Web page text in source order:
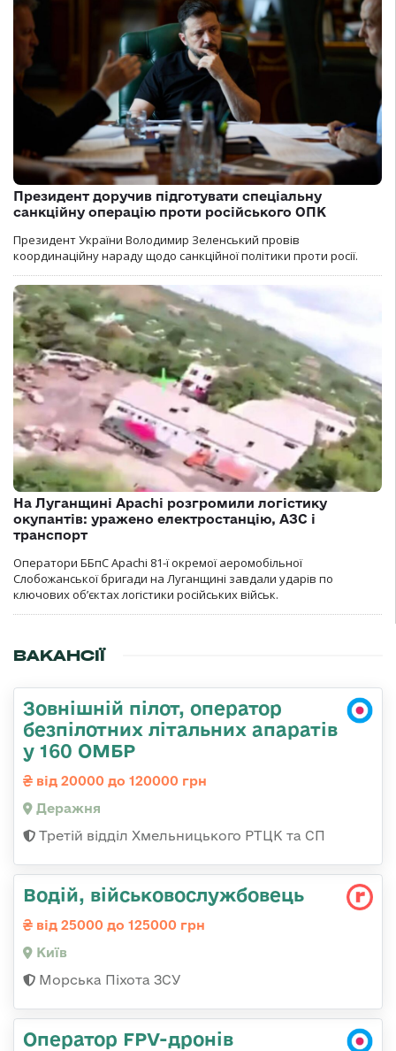
Президент доручив підготувати спеціальну
санкційну операцію проти російського ОПК
Президент України Володимир Зеленський провів
координаційну нараду щодо санкційної політики проти росії.
На Луганщині Apachi розгромили логістику
окупантів: уражено електростанцію, АЗС і
транспорт
Оператори ББпС Apachi 81-ї окремої аеромобільної
Слобожанської бригади на Луганщині завдали ударів по
ключових об’єктах логістики російських військ.
ВАКАНСІЇ
Зовнішній пілот, оператор
безпілотних літальних апаратів
у 160 ОМБР
від 20000 до 120000 грн
Деражня
Третій відділ Хмельницького РТЦК та СП
Водій, військовослужбовець
від 25000 до 125000 грн
Київ
Морська Піхота ЗСУ
Оператор FPV-дронів